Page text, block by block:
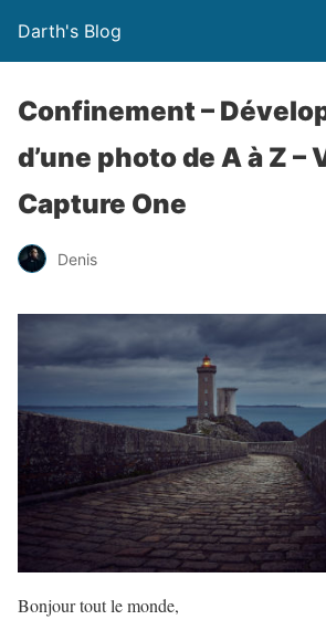
Darth's Blog
Confinement –
d’une photo de A à Z –
Capture One
Denis
Bonjour tout le monde,